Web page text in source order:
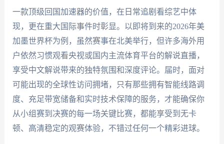
一款顶级回国加速器的价值，在日常追剧看综艺中体
现，更在重大国际事件时彰显。以即将到来的2026年美
加墨世界杯为例，虽然赛事在北美举行，但许多海外用
户依然习惯观看央视或国内主流体育平台的解说直播，
享受中文解说带来的独特氛围和深度评论。届时，面对
可能出现的全球性访问拥堵，只有那些拥有智能线路调
度、充足带宽储备和实时技术保障的服务，才能确保你
从小组赛到决赛的每一场关键比赛，都能享受到无卡
顿、高清稳定的观赛体验，不错过任何一个精彩进球。